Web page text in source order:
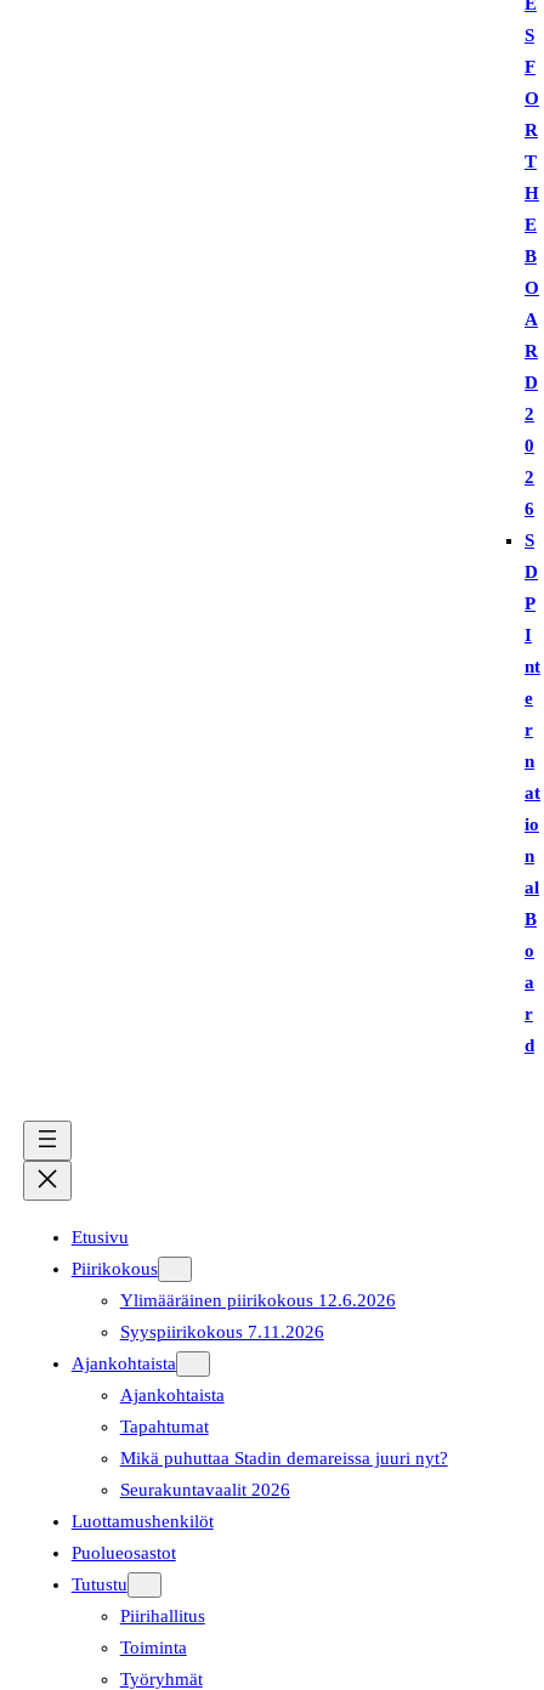
S
F
O
R
T
H
E
B
O
A
R
D
2
0
2
6
S
D
P
I
nt
e
r
n
at
io
n
al
B
o
a
r
d
Etusivu
Piirikokous
Ylimääräinen piirikokous 12.6.2026
Syyspiirikokous 7.11.2026
Ajankohtaista
Ajankohtaista
Tapahtumat
Mikä puhuttaa Stadin demareissa juuri nyt?
Seurakuntavaalit 2026
Luottamushenkilöt
Puolueosastot
Tutustu
Piirihallitus
Toiminta
Työryhmät